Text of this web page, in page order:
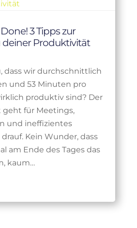
3 Tipps zur
deiner Produktivität
dass wir durchschnittlich
und 53 Minuten pro
produktiv sind? Der
geht für Meetings,
und ineffizientes
Kein Wunder, dass
am Ende des Tages das
kaum…